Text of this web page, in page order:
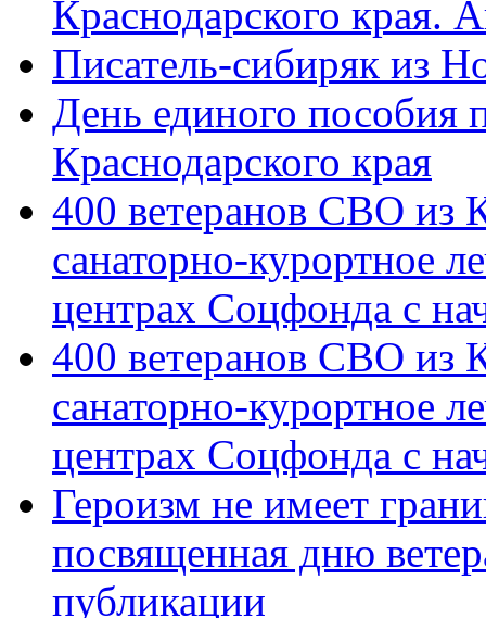
Краснодарского края.
Писатель-сибиряк из
День единого пособия
Краснодарского края
400 ветеранов СВО из
санаторно-курортное
центрах Соцфонда с
400 ветеранов СВО из
санаторно-курортное
центрах Соцфонда с
Героизм не имеет
посвященная дню
публикации